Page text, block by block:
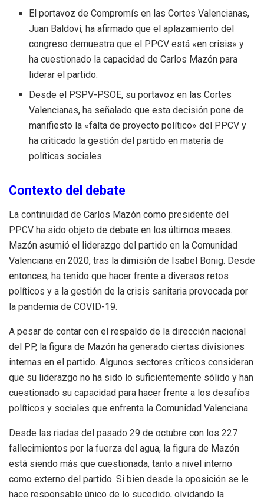
El portavoz de Compromís en las Cortes Valencianas,
Juan Baldoví, ha afirmado que el aplazamiento del
congreso demuestra que el PPCV está «en crisis» y
ha cuestionado la capacidad de Carlos Mazón para
liderar el partido.
Desde el PSPV-PSOE, su portavoz en las Cortes
Valencianas, ha señalado que esta decisión pone de
manifiesto la «falta de proyecto político» del PPCV y
ha criticado la gestión del partido en materia de
políticas sociales.
Contexto del debate
La continuidad de Carlos Mazón como presidente del
PPCV ha sido objeto de debate en los últimos meses.
Mazón asumió el liderazgo del partido en la Comunidad
Valenciana en 2020, tras la dimisión de Isabel Bonig. Desde
entonces, ha tenido que hacer frente a diversos retos
políticos y a la gestión de la crisis sanitaria provocada por
la pandemia de COVID-19.
A pesar de contar con el respaldo de la dirección nacional
del PP, la figura de Mazón ha generado ciertas divisiones
internas en el partido. Algunos sectores críticos consideran
que su liderazgo no ha sido lo suficientemente sólido y han
cuestionado su capacidad para hacer frente a los desafíos
políticos y sociales que enfrenta la Comunidad Valenciana.
Desde las riadas del pasado 29 de octubre con los 227
fallecimientos por la fuerza del agua, la figura de Mazón
está siendo más que cuestionada, tanto a nivel interno
como externo del partido. Si bien desde la oposición se le
hace responsable único de lo sucedido, olvidando la